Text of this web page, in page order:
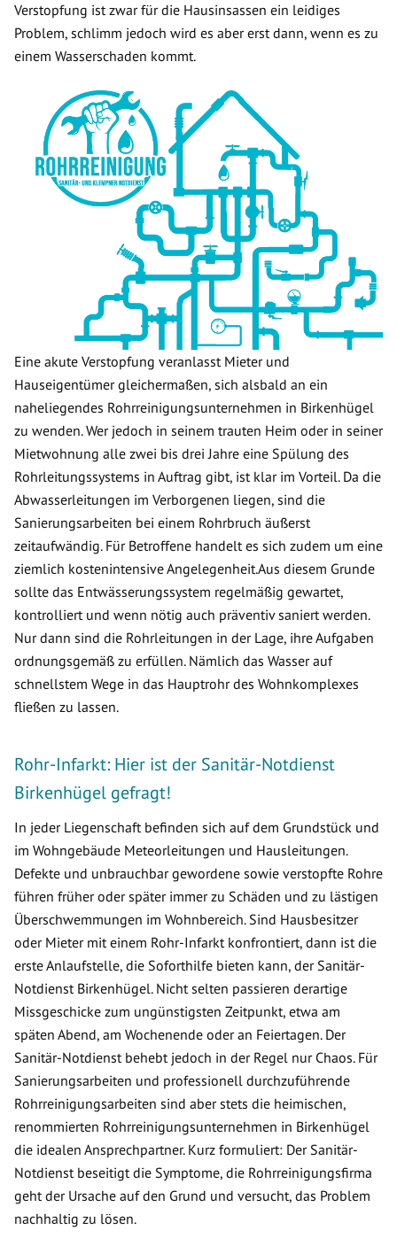
Verstopfung ist zwar für die Hausinsassen ein leidiges
Problem, schlimm jedoch wird es aber erst dann, wenn es zu
einem Wasserschaden kommt.
Eine akute Verstopfung veranlasst Mieter und
Hauseigentümer gleichermaßen, sich alsbald an ein
naheliegendes Rohrreinigungsunternehmen in Birkenhügel
zu wenden. Wer jedoch in seinem trauten Heim oder in seiner
Mietwohnung alle zwei bis drei Jahre eine Spülung des
Rohrleitungssystems in Auftrag gibt, ist klar im Vorteil. Da die
Abwasserleitungen im Verborgenen liegen, sind die
Sanierungsarbeiten bei einem Rohrbruch äußerst
zeitaufwändig. Für Betroffene handelt es sich zudem um eine
ziemlich kostenintensive Angelegenheit.Aus diesem Grunde
sollte das Entwässerungssystem regelmäßig gewartet,
kontrolliert und wenn nötig auch präventiv saniert werden.
Nur dann sind die Rohrleitungen in der Lage, ihre Aufgaben
ordnungsgemäß zu erfüllen. Nämlich das Wasser auf
schnellstem Wege in das Hauptrohr des Wohnkomplexes
fließen zu lassen.
Rohr-Infarkt: Hier ist der Sanitär-Notdienst
Birkenhügel gefragt!
In jeder Liegenschaft befinden sich auf dem Grundstück und
im Wohngebäude Meteorleitungen und Hausleitungen.
Defekte und unbrauchbar gewordene sowie verstopfte Rohre
führen früher oder später immer zu Schäden und zu lästigen
Überschwemmungen im Wohnbereich. Sind Hausbesitzer
oder Mieter mit einem Rohr-Infarkt konfrontiert, dann ist die
erste Anlaufstelle, die Soforthilfe bieten kann, der Sanitär-
Notdienst Birkenhügel. Nicht selten passieren derartige
Missgeschicke zum ungünstigsten Zeitpunkt, etwa am
späten Abend, am Wochenende oder an Feiertagen. Der
Sanitär-Notdienst behebt jedoch in der Regel nur Chaos. Für
Sanierungsarbeiten und professionell durchzuführende
Rohrreinigungsarbeiten sind aber stets die heimischen,
renommierten Rohrreinigungsunternehmen in Birkenhügel
die idealen Ansprechpartner. Kurz formuliert: Der Sanitär-
Notdienst beseitigt die Symptome, die Rohrreinigungsfirma
geht der Ursache auf den Grund und versucht, das Problem
nachhaltig zu lösen.